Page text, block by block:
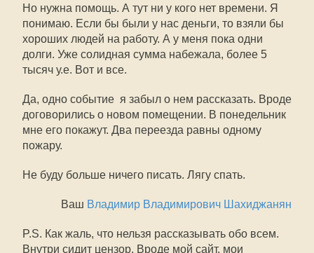
Но нужна помощь. А тут ни у кого нет времени. Я
понимаю. Если бы были у нас деньги, то взяли бы
хороших людей на работу. А у меня пока одни
долги. Уже солидная сумма набежала, более 5
тысяч у.е. Вот и все.
Да, одно событие  я забыл о нем рассказать. Вроде
договорились о новом помещении. В понедельник
мне его покажут. Два переезда равны одному
пожару.
Не буду больше ничего писать. Лягу спать.
Ваш Владимир Владимирович Шахиджанян
P.S. Как жаль, что нельзя рассказывать обо всем.
Внутри сидит цензор. Вроде мой сайт, мои